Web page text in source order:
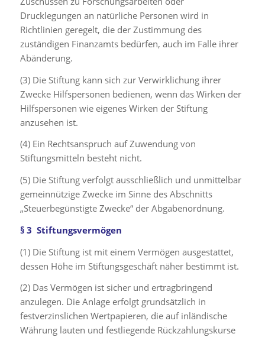
Drucklegungen an natürliche Personen wird in
Richtlinien geregelt, die der Zustimmung des
zuständigen Finanzamts bedürfen, auch im Falle ihrer
Abänderung.
(3) Die Stiftung kann sich zur Verwirklichung ihrer
Zwecke Hilfspersonen bedienen, wenn das Wirken der
Hilfspersonen wie eigenes Wirken der Stiftung
anzusehen ist.
(4) Ein Rechtsanspruch auf Zuwendung von
Stiftungsmitteln besteht nicht.
(5) Die Stiftung verfolgt ausschließlich und unmittelbar
gemeinnützige Zwecke im Sinne des Abschnitts
„Steuerbegünstigte Zwecke“ der Abgabenordnung.
§ 3 Stiftungsvermögen
(1) Die Stiftung ist mit einem Vermögen ausgestattet,
dessen Höhe im Stiftungsgeschäft näher bestimmt ist.
(2) Das Vermögen ist sicher und ertragbringend
anzulegen. Die Anlage erfolgt grundsätzlich in
festverzinslichen Wertpapieren, die auf inländische
Währung lauten und festliegende Rückzahlungskurse